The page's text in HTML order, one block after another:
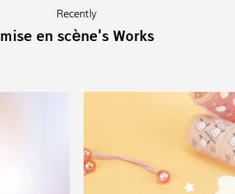
Recently
mise en scène's Works